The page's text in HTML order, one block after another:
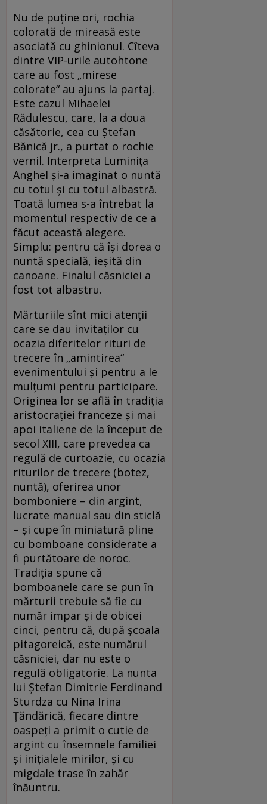
Nu de puține ori, rochia
colorată de mireasă este
asociată cu ghinionul. Cîteva
dintre VIP-urile autohtone
care au fost „mirese
colorate“ au ajuns la partaj.
Este cazul Mihaelei
Rădulescu, care, la a doua
căsătorie, cea cu Ştefan
Bănică jr., a purtat o rochie
vernil. Interpreta Luminiţa
Anghel şi-a imaginat o nuntă
cu totul şi cu totul albastră.
Toată lumea s-a întrebat la
momentul respectiv de ce a
făcut această alegere.
Simplu: pentru că îşi dorea o
nuntă specială, ieşită din
canoane. Finalul căsniciei a
fost tot albastru.
Mărturiile sînt mici atenţii
care se dau invitaţilor cu
ocazia diferitelor rituri de
trecere în „amintirea“
evenimentului şi pentru a le
mulţumi pentru participare.
Originea lor se află în tradiţia
aristocraţiei franceze şi mai
apoi italiene de la început de
secol XIII, care prevedea ca
regulă de curtoazie, cu ocazia
riturilor de trecere (botez,
nuntă), oferirea unor
bomboniere – din argint,
lucrate manual sau din sticlă
– şi cupe în miniatură pline
cu bomboane considerate a
fi purtătoare de noroc.
Tradiţia spune că
bomboanele care se pun în
mărturii trebuie să fie cu
număr impar şi de obicei
cinci, pentru că, după şcoala
pitagoreică, este numărul
căsniciei, dar nu este o
regulă obligatorie. La nunta
lui Ştefan Dimitrie Ferdinand
Sturdza cu Nina Irina
Ţăndărică, fiecare dintre
oaspeţi a primit o cutie de
argint cu însemnele familiei
şi iniţialele mirilor, şi cu
migdale trase în zahăr
înăuntru.